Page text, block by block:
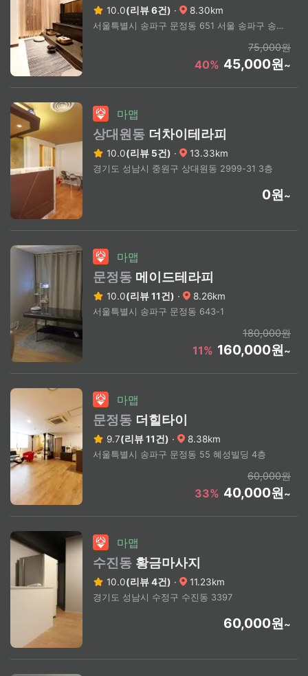
10.0(리뷰 6건) · 8.30km
서울특별시 송파구 문정동 651 서울 송파구 송파대로 문정역 스타벅스 건물 3층
75,000원
40% 45,000원~
마맵
상대원동 더차이테라피
10.0(리뷰 5건) · 13.33km
경기도 성남시 중원구 상대원동 2999-31 3층
0원~
마맵
문정동 메이드테라피
10.0(리뷰 11건) · 8.26km
서울특별시 송파구 문정동 643-1
180,000원
11% 160,000원~
마맵
문정동 더힐타이
9.7(리뷰 11건) · 8.38km
서울특별시 송파구 문정동 55 혜성빌딩 4층
60,000원
33% 40,000원~
마맵
수진동 황금마사지
10.0(리뷰 4건) · 11.23km
경기도 성남시 수정구 수진동 3397
60,000원~